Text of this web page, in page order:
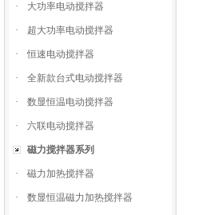
· 大功率电动搅拌器
· 超大功率电动搅拌器
· 恒速电动搅拌器
· 全新款台式电动搅拌器
· 数显恒温电动搅拌器
· 六联电动搅拌器
磁力搅拌器系列
· 磁力加热搅拌器
· 数显恒温磁力加热搅拌器